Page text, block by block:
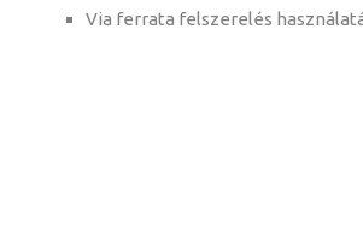
Via ferrata felszerelés